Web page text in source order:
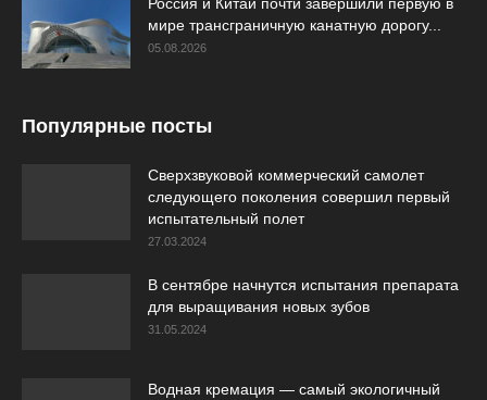
мире трансграничную канатную дорогу...
05.08.2026
Популярные посты
Сверхзвуковой коммерческий самолет
следующего поколения совершил первый
испытательный полет
27.03.2024
В сентябре начнутся испытания препарата
для выращивания новых зубов
31.05.2024
Водная кремация — самый экологичный